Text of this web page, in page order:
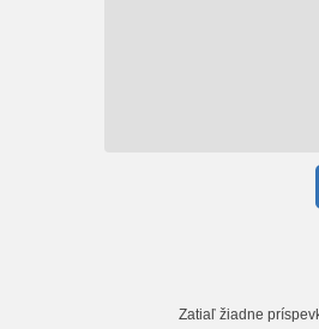
Zatiaľ žiadne